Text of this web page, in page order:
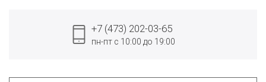
+7 (473) 202-03-65
пн-пт с 10:00 до 19:00